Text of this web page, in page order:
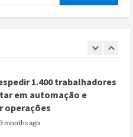
1.400 trabalhadores
em automação e
operações
months ago